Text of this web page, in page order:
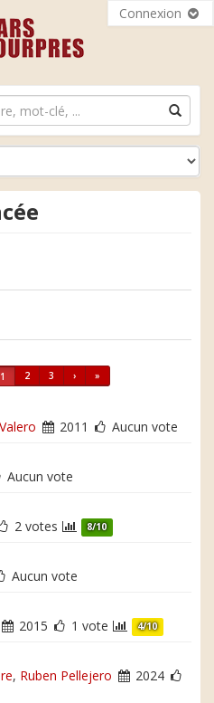
Connexion
1 2 3 › »
2011
Aucun vote
Aucun vote
2 votes 8/10
Aucun vote
2015 1 vote 4/10
, Ruben Pellejero
2024